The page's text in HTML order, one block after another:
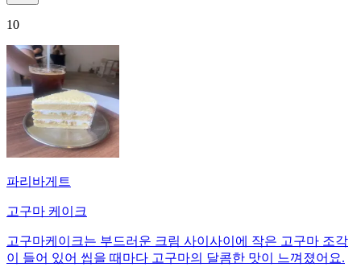
10
파리바게트
고구마 케이크
고구마케이크는 부드러운 크림 사이사이에 작은 고구마 조각
이 들어 있어 씹을 때마다 고구마의 달콤한 맛이 느껴졌어요.